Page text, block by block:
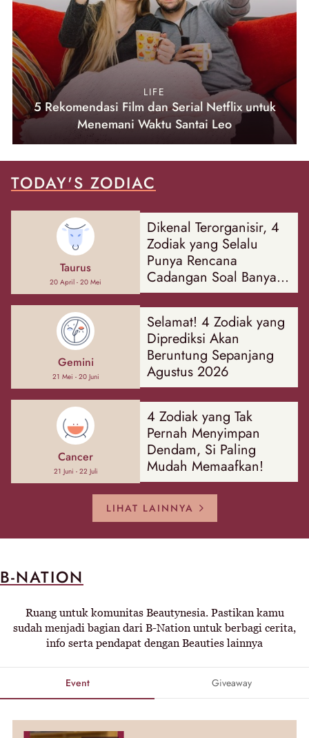
LIFE
5 Rekomendasi Film dan Serial Netflix untuk
Menemani Waktu Santai Leo
TODAY'S ZODIAC
Taurus
20 April - 20 Mei
Dikenal Terorganisir, 4
Zodiak yang Selalu
Punya Rencana
Cadangan Soal Banyak
Hal
Gemini
21 Mei - 20 Juni
Selamat! 4 Zodiak yang
Diprediksi Akan
Beruntung Sepanjang
Agustus 2026
Cancer
21 Juni - 22 Juli
4 Zodiak yang Tak
Pernah Menyimpan
Dendam, Si Paling
Mudah Memaafkan!
LIHAT LAINNYA
B-NATION
Ruang untuk komunitas Beautynesia. Pastikan kamu
sudah menjadi bagian dari B-Nation untuk berbagi cerita,
info serta pendapat dengan Beauties lainnya
Event Giveaway